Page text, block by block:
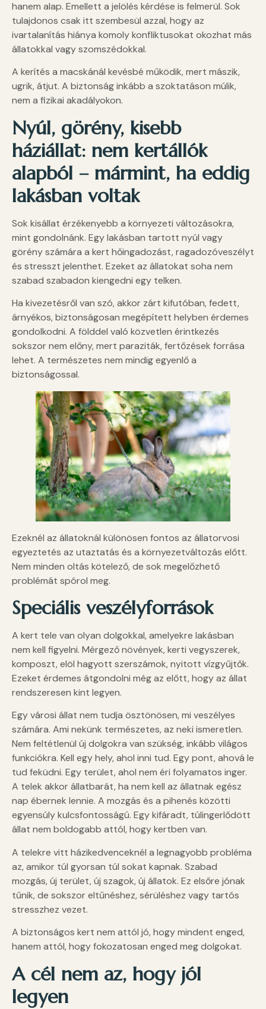
hanem alap. Emellett a jelölés kérdése is felmerül. Sok
tulajdonos csak itt szembesül azzal, hogy az
ivartalanítás hiánya komoly konfliktusokat okozhat más
állatokkal vagy szomszédokkal.
A kerítés a macskánál kevésbé működik, mert mászik,
ugrik, átjut. A biztonság inkább a szoktatáson múlik,
nem a fizikai akadályokon.
Nyúl, görény, kisebb
háziállat: nem kertállók
alapból – mármint, ha eddig
lakásban voltak
Sok kisállat érzékenyebb a környezeti változásokra,
mint gondolnánk. Egy lakásban tartott nyúl vagy
görény számára a kert hőingadozást, ragadozóveszélyt
és stresszt jelenthet. Ezeket az állatokat soha nem
szabad szabadon kiengedni egy telken.
Ha kivezetésről van szó, akkor zárt kifutóban, fedett,
árnyékos, biztonságosan megépített helyben érdemes
gondolkodni. A földdel való közvetlen érintkezés
sokszor nem előny, mert paraziták, fertőzések forrása
lehet. A természetes nem mindig egyenlő a
biztonságossal.
Ezeknél az állatoknál különösen fontos az állatorvosi
egyeztetés az utaztatás és a környezetváltozás előtt.
Nem minden oltás kötelező, de sok megelőzhető
problémát spórol meg.
Speciális veszélyforrások
A kert tele van olyan dolgokkal, amelyekre lakásban
nem kell figyelni. Mérgező növények, kerti vegyszerek,
komposzt, elöl hagyott szerszámok, nyitott vízgyűjtők.
Ezeket érdemes átgondolni még az előtt, hogy az állat
rendszeresen kint legyen.
Egy városi állat nem tudja ösztönösen, mi veszélyes
számára. Ami nekünk természetes, az neki ismeretlen.
Nem feltétlenül új dolgokra van szükség, inkább világos
funkciókra. Kell egy hely, ahol inni tud. Egy pont, ahová le
tud feküdni. Egy terület, ahol nem éri folyamatos inger.
A telek akkor állatbarát, ha nem kell az állatnak egész
nap ébernek lennie. A mozgás és a pihenés közötti
egyensúly kulcsfontosságú. Egy kifáradt, túlingerlődött
állat nem boldogabb attól, hogy kertben van.
A telekre vitt házikedvenceknél a legnagyobb probléma
az, amikor túl gyorsan túl sokat kapnak. Szabad
mozgás, új terület, új szagok, új állatok. Ez elsőre jónak
tűnik, de sokszor eltűnéshez, sérüléshez vagy tartós
stresszhez vezet.
A biztonságos kert nem attól jó, hogy mindent enged,
hanem attól, hogy fokozatosan enged meg dolgokat.
A cél nem az, hogy jól
legyen